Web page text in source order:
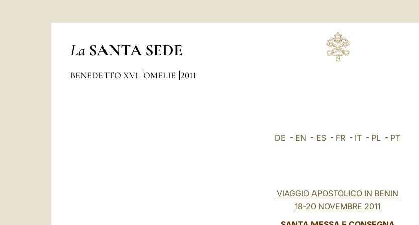
La SANTA SEDE
BENEDETTO XVI OMELIE 2011
DE - EN - ES - FR - IT - PL - PT
VIAGGIO APOSTOLICO IN BENIN
18-20 NOVEMBRE 2011